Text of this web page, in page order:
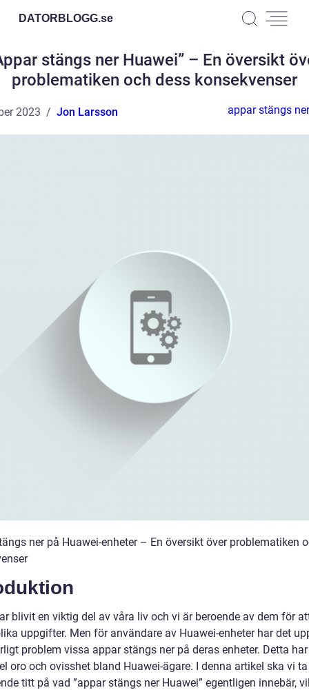
DATORBLOGG.se
stängs ner Huawei” – En översikt
problematiken och dess konsekvenser
2023 Jon Larsson appar stängs
ner på Huawei-enheter – En översikt över problematiken
blivit en viktig del av våra liv och vi är beroende av dem för
uppgifter. Men för användare av Huawei-enheter har det
problem vissa appar stängs ner på deras enheter. Detta
oro och ovisshet bland Huawei-ägare. I denna artikel ska vi
titt på vad ”appar stängs ner Huawei” egentligen innebär,